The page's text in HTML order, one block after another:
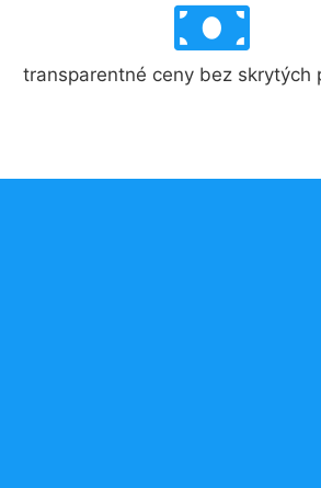
transparentné ceny bez skrytých